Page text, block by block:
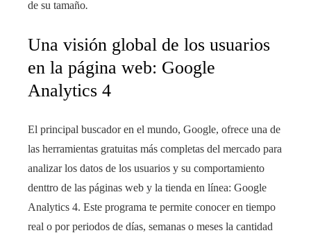
de su tamaño.
Una visión global de los usuarios
en la página web: Google
Analytics 4
El principal buscador en el mundo, Google, ofrece una de
las herramientas gratuitas más completas del mercado para
analizar los datos de los usuarios y su comportamiento
denttro de las páginas web y la tienda en línea: Google
Analytics 4. Este programa te permite conocer en tiempo
real o por periodos de días, semanas o meses la cantidad